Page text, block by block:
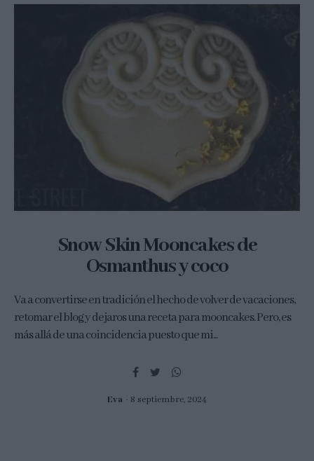
Snow Skin Mooncakes de
Osmanthus y coco
Va a convertirse en tradición el hecho de volver de vacaciones,
retomar el blog y dejaros una receta para mooncakes. Pero, es
más allá de una coincidencia puesto que mi...
Eva 8 septiembre, 2024